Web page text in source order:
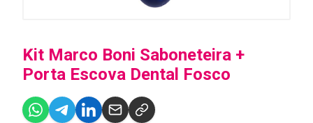
Kit Marco Boni Saboneteira +
Porta Escova Dental Fosco